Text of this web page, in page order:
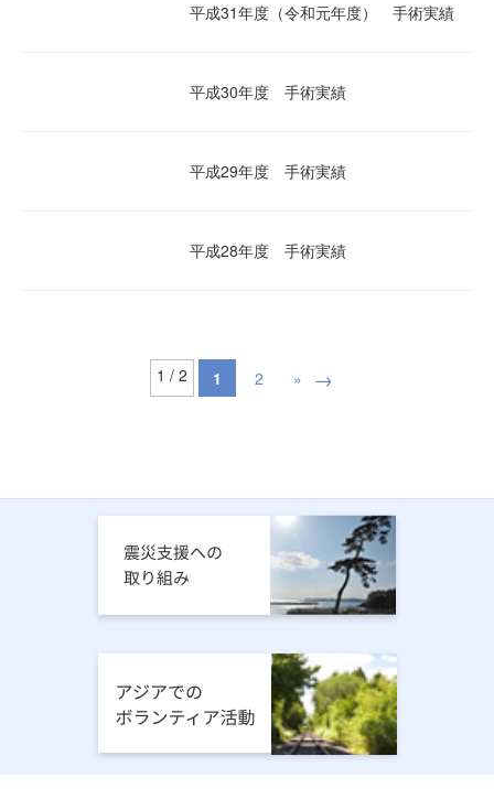
平成31年度（令和元年度） 手術実績
平成30年度 手術実績
平成29年度 手術実績
平成28年度 手術実績
1 / 2 1 2 »